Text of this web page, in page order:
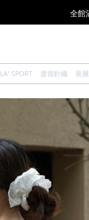
全館
果凍棉
萊卡棉
🎉週
LA' SPORT 渡假針織 長